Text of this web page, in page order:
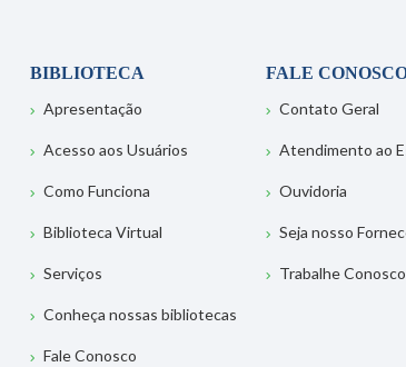
BIBLIOTECA
Apresentação
Acesso aos Usuários
Como Funciona
Biblioteca Virtual
Serviços
Conheça nossas bibliotecas
Fale Conosco
FALE
Contato Geral
Atendimento ao
Ouvidoria
Seja nosso
Trabalhe Conosco